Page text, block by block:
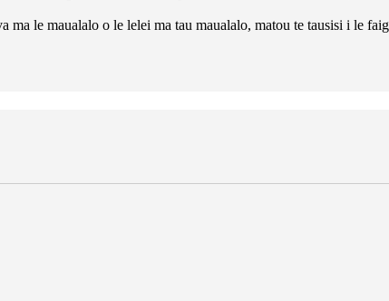
ma le maualalo o le lelei ma tau maualalo, matou te tausisi i le